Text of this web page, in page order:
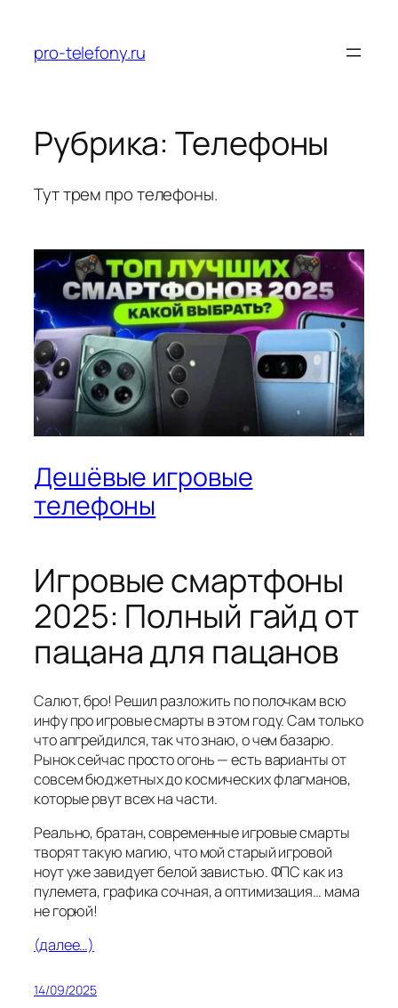
содержимому
pro-telefony.ru
Рубрика:Телефоны
Тут трем про телефоны.
Дешёвые игровые
телефоны
Игровые смартфоны
2025: Полный гайд от
пацана для пацанов
Салют, бро! Решил разложить по полочкам всю
инфу про игровые смарты в этом году. Сам только
что апгрейдился, так что знаю, о чем базарю.
Рынок сейчас просто огонь — есть варианты от
совсем бюджетных до космических флагманов,
которые рвут всех на части.
Реально, братан, современные игровые смарты
творят такую магию, что мой старый игровой
ноут уже завидует белой завистью. ФПС как из
пулемета, графика сочная, а оптимизация… мама
не горюй!
(далее…)
14/09/2025